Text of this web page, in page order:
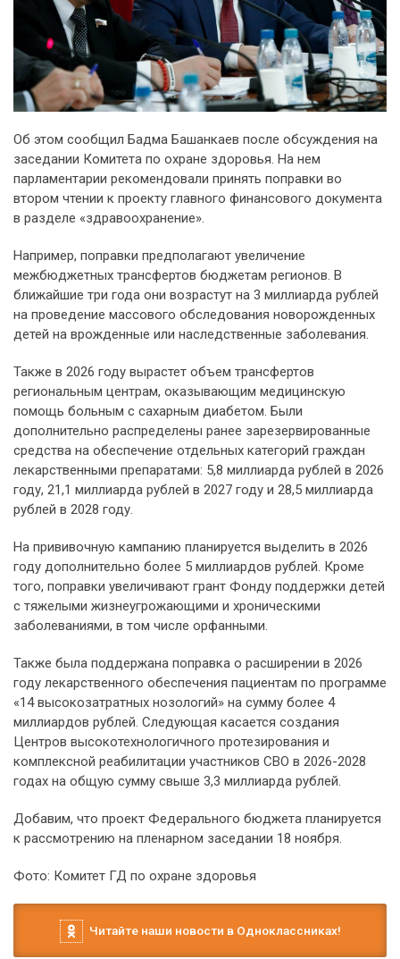
Об этом сообщил Бадма Башанкаев после обсуждения на
заседании Комитета по охране здоровья. На нем
парламентарии рекомендовали принять поправки во
втором чтении к проекту главного финансового документа
в разделе «здравоохранение».
Например, поправки предполагают увеличение
межбюджетных трансфертов бюджетам регионов. В
ближайшие три года они возрастут на 3 миллиарда рублей
на проведение массового обследования новорожденных
детей на врожденные или наследственные заболевания.
Также в 2026 году вырастет объем трансфертов
региональным центрам, оказывающим медицинскую
помощь больным с сахарным диабетом. Были
дополнительно распределены ранее зарезервированные
средства на обеспечение отдельных категорий граждан
лекарственными препаратами: 5,8 миллиарда рублей в 2026
году, 21,1 миллиарда рублей в 2027 году и 28,5 миллиарда
рублей в 2028 году.
На прививочную кампанию планируется выделить в 2026
году дополнительно более 5 миллиардов рублей. Кроме
того, поправки увеличивают грант Фонду поддержки детей
с тяжелыми жизнеугрожающими и хроническими
заболеваниями, в том числе орфанными.
Также была поддержана поправка о расширении в 2026
году лекарственного обеспечения пациентам по программе
«14 высокозатратных нозологий» на сумму более 4
миллиардов рублей. Следующая касается создания
Центров высокотехнологичного протезирования и
комплексной реабилитации участников СВО в 2026-2028
годах на общую сумму свыше 3,3 миллиарда рублей.
Добавим, что проект Федерального бюджета планируется
к рассмотрению на пленарном заседании 18 ноября.
Фото: Комитет ГД по охране здоровья
Читайте наши новости в Одноклассниках!